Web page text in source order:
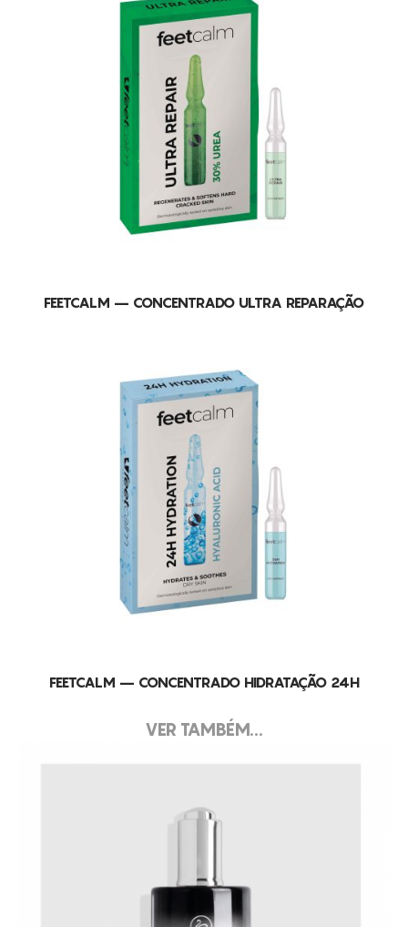
FEETCALM – CONCENTRADO ULTRA REPARAÇÃO
FEETCALM – CONCENTRADO HIDRATAÇÃO 24H
VER TAMBÉM...